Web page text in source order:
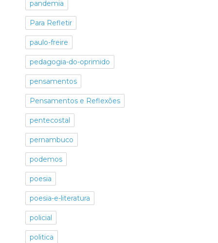
pandemia
Para Refletir
paulo-freire
pedagogia-do-oprimido
pensamentos
Pensamentos e Reflexões
pentecostal
pernambuco
podemos
poesia
poesia-e-literatura
policial
politica